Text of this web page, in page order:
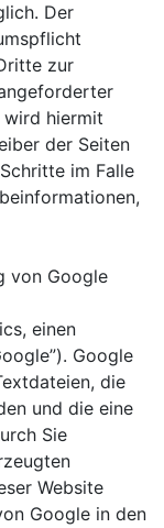
Der
zur
wird hiermit
der Seiten
im Falle
von Google
einen
Google
die
und die eine
Sie
Website
Google in den